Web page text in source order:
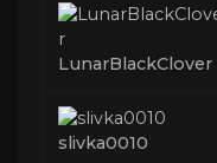
LunarBlackClover
slivka0010